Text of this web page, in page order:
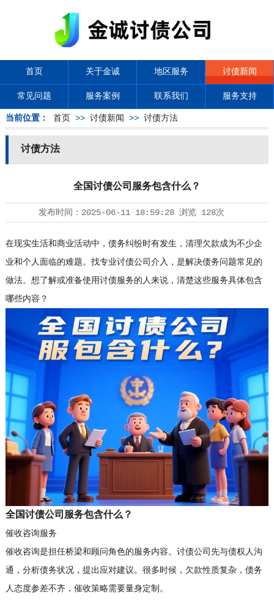
首页 关于金诚 地区服务 讨债新闻
常见问题 服务案例 联系我们 服务支持
当前位置： 首页 >> 讨债新闻 >> 讨债方法
讨债方法
全国讨债公司服务包含什么？
发布时间： 2025-06-11 18:59:28浏览 128次
在现实生活和商业活动中，债务纠纷时有发生，清理欠款成为不少企
业和个人面临的难题。找专业讨债公司 介入，是解决债务问题常见的
做法。想了解或准备使用讨债服务的人来说，清楚这些服务具体包含
哪些内容？
全国讨债公司服务包含什么？
催收咨询服务
催收咨询是担任桥梁和顾问角色的服务内容。讨债公司先与债权人沟
通，分析债务状况，提出应对建议。很多时候，欠款性质复杂，债务
人态度参差不齐，催收策略需要量身定制。